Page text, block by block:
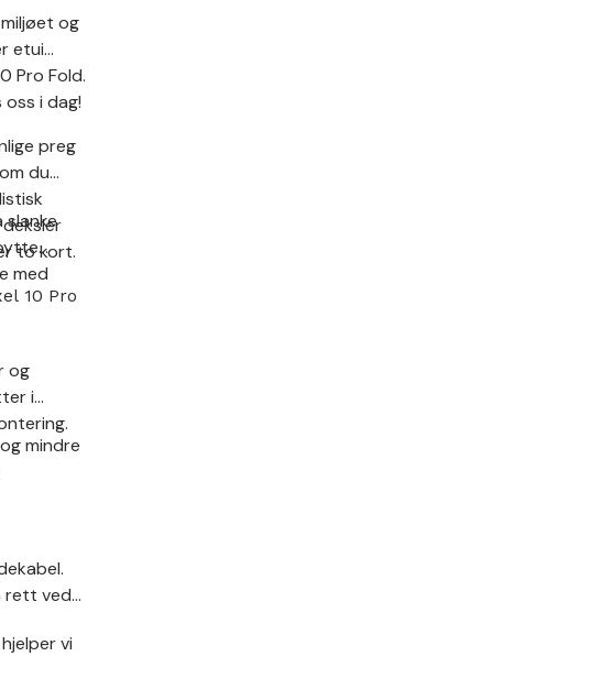
og
etui
Pro Fold.
i dag!
preg
du
to kort.
slanke
med
10 Pro
og
i
mindre
rett ved
vi